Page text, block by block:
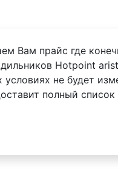
Вам прайс где
Hotpoint
условиях не будет
полный